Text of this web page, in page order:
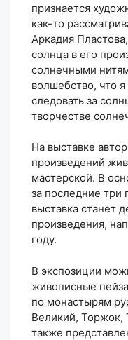
признается
как-то
Аркадия
солнца в его
солнечными
волшебство, что
следовать за
творчестве
На выставке
произведений
мастерской. В
за последние три
выставка станет
произведения,
году.
В экспозиции
живописные
по монастырям
Великий, Торжок,
также